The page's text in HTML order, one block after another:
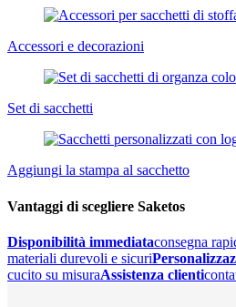
Accessori e decorazioni
Set di sacchetti
Aggiungi la stampa al sacchetto
Vantaggi di scegliere Saketos
Disponibilità immediataconsegna
materiali durevoli e sicuri
cucito su misuraAssistenza clienti